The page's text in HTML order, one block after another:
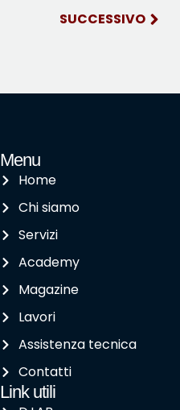
SUCCESSIVO
Menu
Home
Chi siamo
Servizi
Academy
Magazine
Lavori
Assistenza tecnica
Contatti
Link utili